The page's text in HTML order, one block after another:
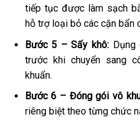
tiếp tục được làm sạch
hỗ trợ loại bỏ các cặn bẩn
Bước 5 – Sấy khô:
trước khi chuyển sang
khuẩn.
Bước 6 – Đóng gói vô
riêng biệt theo từng chức